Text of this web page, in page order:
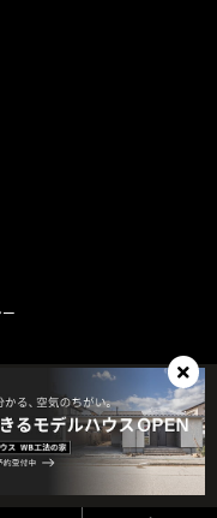
Co., Ltd.
and the
apply.